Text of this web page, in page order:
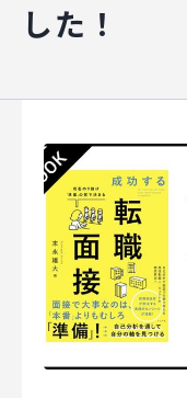
SERVICE
AXXISのサービス
マジキャリ
すべらないキャリア
した！